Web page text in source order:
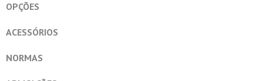
OPÇÕES
ACESSÓRIOS
NORMAS